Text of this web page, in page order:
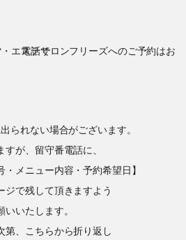
られない場合がございます。
すが、留守番電話に、
・メニュー内容・予約希望日】
ジで残して頂きますよう
いいたします。
第、こちらから折り返し